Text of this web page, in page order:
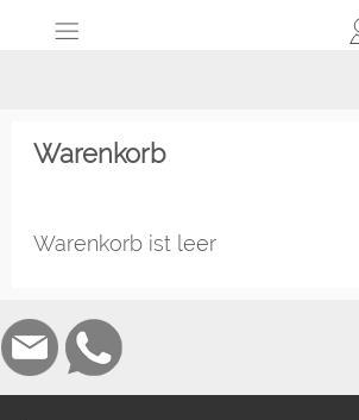
Warenkorb
Warenkorb ist leer